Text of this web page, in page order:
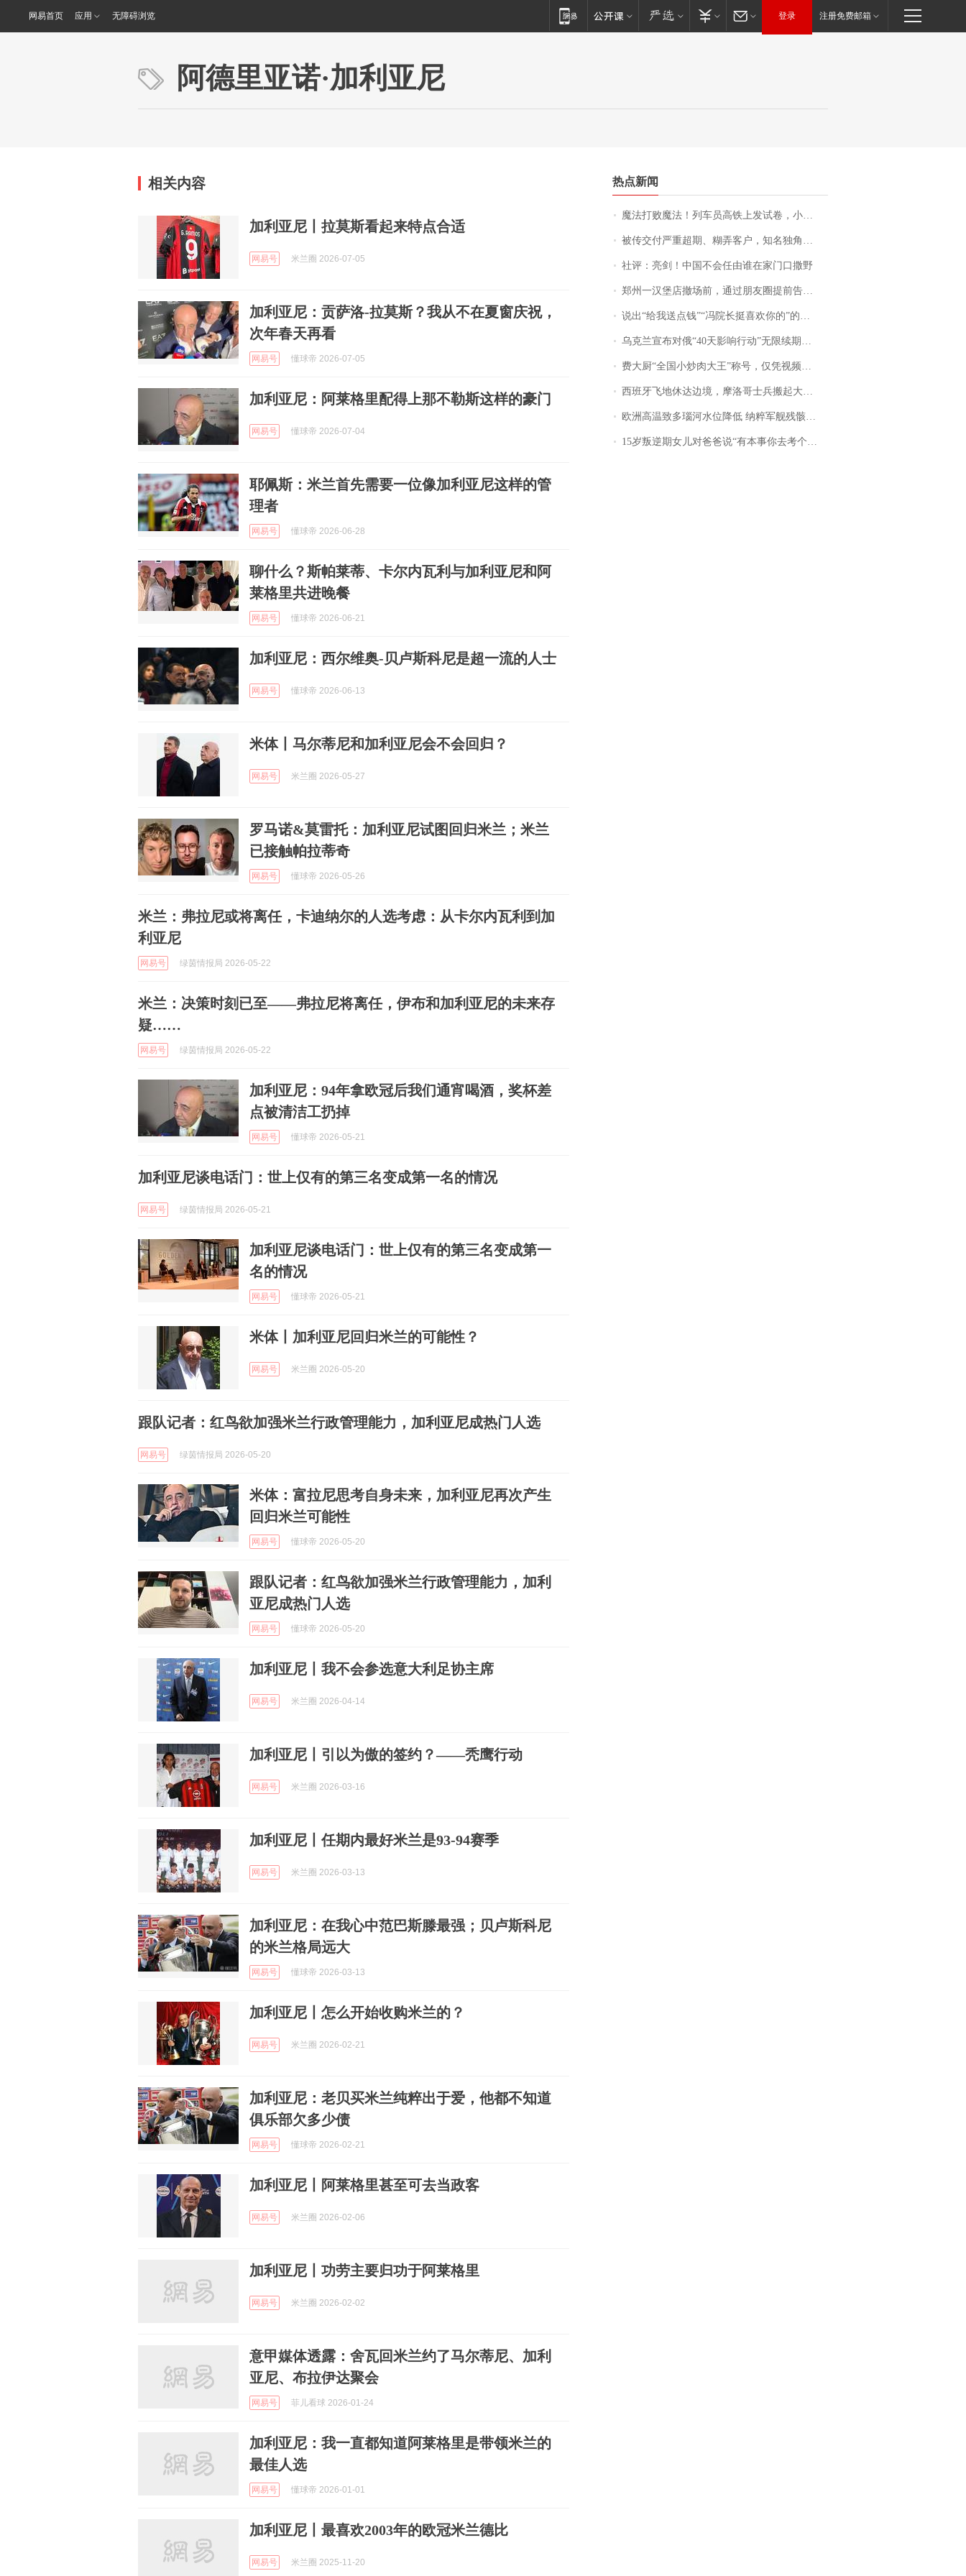
网易首页 应用 无障碍浏览 登录 注册免费邮箱
阿德里亚诺·加利亚尼
相关内容
加利亚尼丨拉莫斯看起来特点合适
网易号 米兰圈 2026-07-05
加利亚尼：贡萨洛-拉莫斯？我从不在夏窗庆祝，
次年春天再看
网易号 懂球帝 2026-07-05
加利亚尼：阿莱格里配得上那不勒斯这样的豪门
网易号 懂球帝 2026-07-04
耶佩斯：米兰首先需要一位像加利亚尼这样的管
理者
网易号 懂球帝 2026-06-28
聊什么？斯帕莱蒂、卡尔内瓦利与加利亚尼和阿
莱格里共进晚餐
网易号 懂球帝 2026-06-21
加利亚尼：西尔维奥-贝卢斯科尼是超一流的人士
网易号 懂球帝 2026-06-13
米体丨马尔蒂尼和加利亚尼会不会回归？
网易号 米兰圈 2026-05-27
罗马诺&莫雷托：加利亚尼试图回归米兰；米兰
已接触帕拉蒂奇
网易号 懂球帝 2026-05-26
米兰：弗拉尼或将离任，卡迪纳尔的人选考虑：从卡尔内瓦利到加
利亚尼
网易号 绿茵情报局 2026-05-22
米兰：决策时刻已至——弗拉尼将离任，伊布和加利亚尼的未来存
疑……
网易号 绿茵情报局 2026-05-22
加利亚尼：94年拿欧冠后我们通宵喝酒，奖杯差
点被清洁工扔掉
网易号 懂球帝 2026-05-21
加利亚尼谈电话门：世上仅有的第三名变成第一名的情况
网易号 绿茵情报局 2026-05-21
加利亚尼谈电话门：世上仅有的第三名变成第一
名的情况
网易号 懂球帝 2026-05-21
米体丨加利亚尼回归米兰的可能性？
网易号 米兰圈 2026-05-20
跟队记者：红鸟欲加强米兰行政管理能力，加利亚尼成热门人选
网易号 绿茵情报局 2026-05-20
米体：富拉尼思考自身未来，加利亚尼再次产生
回归米兰可能性
网易号 懂球帝 2026-05-20
跟队记者：红鸟欲加强米兰行政管理能力，加利
亚尼成热门人选
网易号 懂球帝 2026-05-20
加利亚尼丨我不会参选意大利足协主席
网易号 米兰圈 2026-04-14
加利亚尼丨引以为傲的签约？——秃鹰行动
网易号 米兰圈 2026-03-16
加利亚尼丨任期内最好米兰是93-94赛季
网易号 米兰圈 2026-03-13
加利亚尼：在我心中范巴斯滕最强；贝卢斯科尼
的米兰格局远大
网易号 懂球帝 2026-03-13
加利亚尼丨怎么开始收购米兰的？
网易号 米兰圈 2026-02-21
加利亚尼：老贝买米兰纯粹出于爱，他都不知道
俱乐部欠多少债
网易号 懂球帝 2026-02-21
加利亚尼丨阿莱格里甚至可去当政客
网易号 米兰圈 2026-02-06
加利亚尼丨功劳主要归功于阿莱格里
网易号 米兰圈 2026-02-02
意甲媒体透露：舍瓦回米兰约了马尔蒂尼、加利
亚尼、布拉伊达聚会
网易号 菲儿看球 2026-01-24
加利亚尼：我一直都知道阿莱格里是带领米兰的
最佳人选
网易号 懂球帝 2026-01-01
加利亚尼丨最喜欢2003年的欧冠米兰德比
网易号 米兰圈 2025-11-20
热点新闻
魔法打败魔法！列车员高铁上发试卷，小朋友一秒静音，12306回应：列车员个人行为，不是铁路规定
被传交付严重超期、糊弄客户，知名独角兽车企创始人回应：都没证据，将依法采取措施，“本人长期与美国交管局保持沟通，对方表示肯定”
社评：亮剑！中国不会任由谁在家门口撒野
郑州一汉堡店撤场前，通过朋友圈提前告知逐一退费，有顾客仅剩1元也全被退回，分文不少；顾客：言而有信，让人感动
说出“给我送点钱”“冯院长挺喜欢你的”的执行局局长被停职，被骚扰的当事人还有问题待解决
乌克兰宣布对俄“40天影响行动”无限续期，7月两国对轰数据均创纪录
费大厨“全国小炒肉大王”称号，仅凭视频评出？中国烹饪协会回应
西班牙飞地休达边境，摩洛哥士兵搬起大石块投向移民引争议，此前一天内数万人从摩洛哥涌入西班牙
欧洲高温致多瑙河水位降低 纳粹军舰残骸重见天日
15岁叛逆期女儿对爸爸说“有本事你去考个研究生”，44岁职场“老登”一战上岸“985”；父亲坦言拒绝空想，常年保持每月读6本书的习惯